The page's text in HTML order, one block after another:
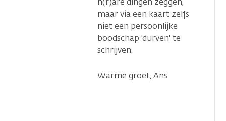
maar via een kaart zelfs
niet een persoonlijke
boodschap 'durven' te
schrijven.
Warme groet, Ans